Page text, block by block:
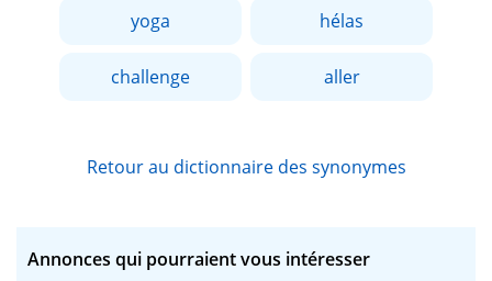
yoga hélas
challenge aller
Retour au dictionnaire des synonymes
Annonces qui pourraient vous intéresser